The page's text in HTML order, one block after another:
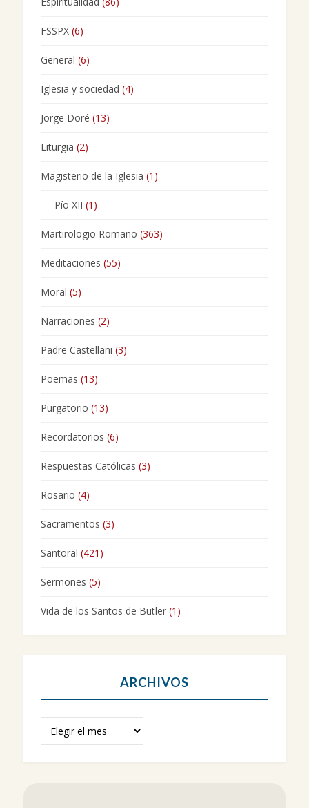
FSSPX(6)
General (6)
Iglesia y sociedad (4)
Jorge Doré (13)
Liturgia (2)
Magisterio de la Iglesia (1)
Pío XII (1)
Martirologio Romano (363)
Meditaciones (55)
Moral (5)
Narraciones (2)
Padre Castellani (3)
Poemas (13)
Purgatorio (13)
Recordatorios (6)
Respuestas Católicas (3)
Rosario (4)
Sacramentos (3)
Santoral (421)
Sermones (5)
Vida de los Santos de Butler(1)
ARCHIVOS